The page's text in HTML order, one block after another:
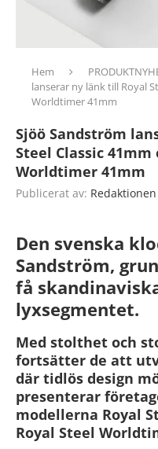
Hem
lanserar ny länk till Royal
Worldtimer 41mm
Sjöö Sandström
Steel Classic 41mm
Worldtimer 41mm
Publicerat av: Redaktionen
Den svenska
Sandström,
få
lyxsegmentet.
Med stolthet och
fortsätter de att
där tidlös design
presenterar
modellerna Royal
Royal Steel